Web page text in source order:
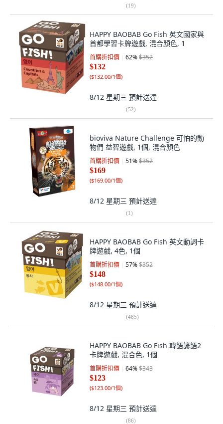
(19)
HAPPY BAOBAB Go Fish 英文國家與
首都學習卡牌遊戲, 混合顏色, 1
首購折扣價 62%$352
$132
($132.00/1個)
8/12 星期三 預計送達
(52)
bioviva Nature Challenge 可怕的動
物們 益智遊戲, 1個, 混合顏色
首購折扣價 51%$352
$169
($169.00/1個)
8/12 星期三 預計送達
(1)
HAPPY BAOBAB Go Fish 英文動詞卡
牌遊戲, 4色, 1個
首購折扣價 57%$352
$148
($148.00/1個)
8/12 星期三 預計送達
(485)
HAPPY BAOBAB Go Fish 韓語諺語2
卡牌遊戲, 混合色, 1個
首購折扣價 64%$343
$123
($123.00/1個)
8/12 星期三 預計送達
(86)